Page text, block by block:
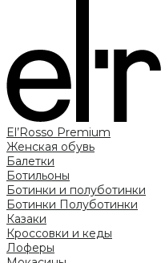
El’Rosso Premium
Женская обувь
Балетки
Ботильоны
Ботинки и полуботинки
Ботинки Полуботинки
Казаки
Кроссовки и кеды
Лоферы